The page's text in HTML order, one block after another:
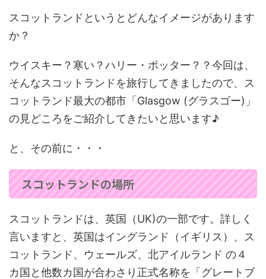
スコットランドというとどんなイメージがあります
か？
ウイスキー？寒い？ハリー・ポッター？？今回は、
そんなスコットランドを旅行してきましたので、ス
コットランド最大の都市「Glasgow (グラスゴー)」
の見どころをご紹介してきたいと思います♪
と、その前に・・・
スコットランドの場所
スコットランドは、英国（UK)の一部です。詳しく
言いますと、英国はイングランド（イギリス）、ス
コットランド、ウェールズ、北アイルランド の４
カ国と他数カ国が合わさり正式名称を「グレートブ